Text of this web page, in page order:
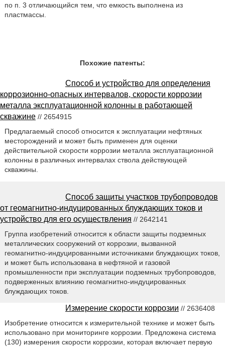
по п. 3 отличающийся тем, что емкость выполнена из
пластмассы.
Похожие патенты:
Способ и устройство для определения
коррозионно-опасных интервалов, скорости коррозии
металла эксплуатационной колонны в работающей
скважине // 2654915
Предлагаемый способ относится к эксплуатации нефтяных
месторождений и может быть применен для оценки
действительной скорости коррозии металла эксплуатационной
колонны в различных интервалах ствола действующей
скважины.
Способ защиты участков трубопроводов
от геомагнитно-индуцированных блуждающих токов и
устройство для его осуществления // 2642141
Группа изобретений относится к области защиты подземных
металлических сооружений от коррозии, вызванной
геомагнитно-индуцированными источниками блуждающих токов,
и может быть использована в нефтяной и газовой
промышленности при эксплуатации подземных трубопроводов,
подверженных влиянию геомагнитно-индуцированных
блуждающих токов.
Измерение скорости коррозии // 2636408
Изобретение относится к измерительной технике и может быть
использовано при мониторинге коррозии. Предложена система
(130) измерения скорости коррозии, которая включает первую